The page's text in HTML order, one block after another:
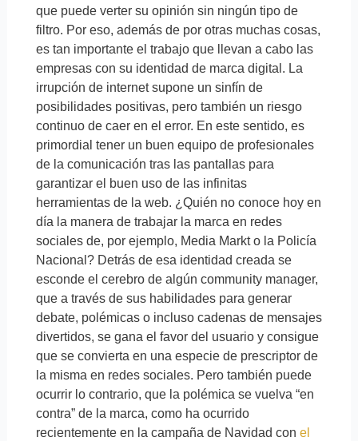
que puede verter su opinión sin ningún tipo de
filtro. Por eso, además de por otras muchas cosas,
es tan importante el trabajo que llevan a cabo las
empresas con su identidad de marca digital. La
irrupción de internet supone un sinfín de
posibilidades positivas, pero también un riesgo
continuo de caer en el error. En este sentido, es
primordial tener un buen equipo de profesionales
de la comunicación tras las pantallas para
garantizar el buen uso de las infinitas
herramientas de la web. ¿Quién no conoce hoy en
día la manera de trabajar la marca en redes
sociales de, por ejemplo, Media Markt o la Policía
Nacional? Detrás de esa identidad creada se
esconde el cerebro de algún community manager,
que a través de sus habilidades para generar
debate, polémicas o incluso cadenas de mensajes
divertidos, se gana el favor del usuario y consigue
que se convierta en una especie de prescriptor de
la misma en redes sociales. Pero también puede
ocurrir lo contrario, que la polémica se vuelva “en
contra” de la marca, como ha ocurrido
recientemente en la campaña de Navidad con el